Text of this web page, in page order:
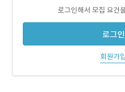
로그인해서 모집 요건
로그인
회원가입